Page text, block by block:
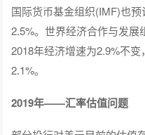
国际货币基金组织(IMF)也
2.5%。世界经济合作与发
2018年经济增速为2.9%不
2.1%。
2019年——汇率估值问题